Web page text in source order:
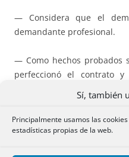
Sí, también
Principalmente usamos las
estadísticas propias de la web.
— Considera que el
demandante profesional.
— Como hechos probados
perfeccionó el contrato
directa y concluyente
conocer al comprador
la ﬁnca, e información por
con visitas a la ﬁnca)”.